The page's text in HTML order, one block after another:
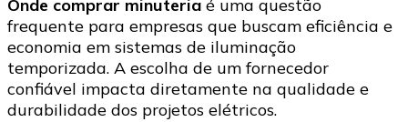
Onde comprar minuteria é uma questão
frequente para empresas que buscam eficiência e
economia em sistemas de iluminação
temporizada. A escolha de um fornecedor
confiável impacta diretamente na qualidade e
durabilidade dos projetos elétricos.​